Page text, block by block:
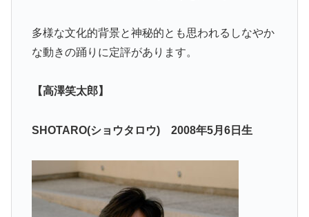
多様な文化的背景と神秘的とも思われるしなやか
な動きの踊りに定評があります。
【高澤笑太郎】
SHOTARO(ショウタロウ) 2008年5月6日生